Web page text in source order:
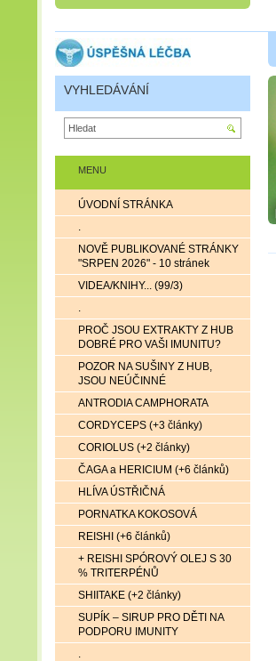
MENU
ÚVODNÍ STRÁNKA
.
NOVĚ PUBLIKOVANÉ STRÁNKY
"SRPEN 2026" - 10 stránek
VIDEA/KNIHY... (99/3)
.
PROČ JSOU EXTRAKTY Z HUB
DOBRÉ PRO VAŠI IMUNITU?
POZOR NA SUŠINY Z HUB,
JSOU NEÚČINNÉ
ANTRODIA CAMPHORATA
CORDYCEPS (+3 články)
CORIOLUS (+2 články)
ČAGA a HERICIUM (+6 článků)
HLÍVA ÚSTŘIČNÁ
PORNATKA KOKOSOVÁ
REISHI (+6 článků)
+ REISHI SPÓROVÝ OLEJ S 30
% TRITERPÉNŮ
SHIITAKE (+2 články)
SUPÍK – SIRUP PRO DĚTI NA
PODPORU IMUNITY
.
VYHLEDÁVÁNÍ